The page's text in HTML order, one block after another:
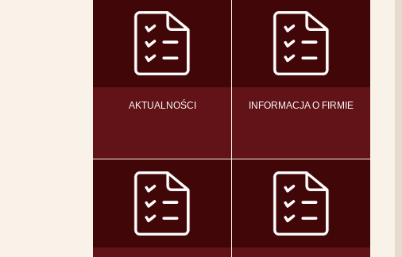
AKTUALNOŚCI INFORMACJA O FIRMIE